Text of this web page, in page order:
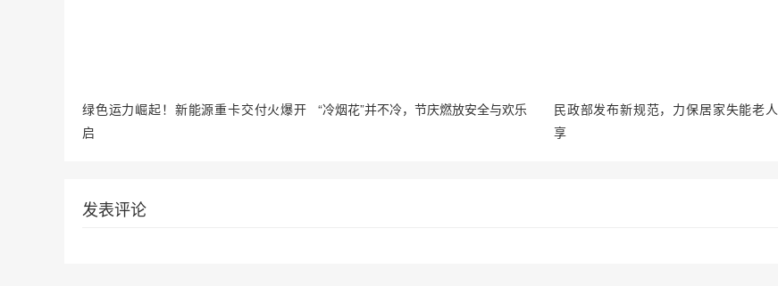
绿色运力崛起！新能源重卡交付火爆开
启
“冷烟花”并不冷，节庆燃放安全与欢乐
民政部发布新规范，力保居家失能老人
享
发表评论